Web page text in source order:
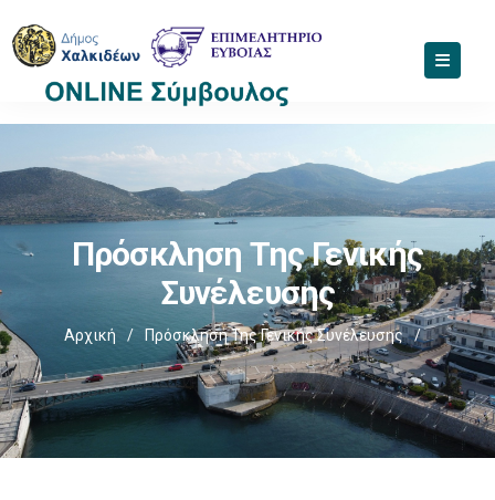
Πρόσκληση Της Γενικής
Συνέλευσης
Αρχική / Πρόσκληση Της Γενικής Συνέλευσης /